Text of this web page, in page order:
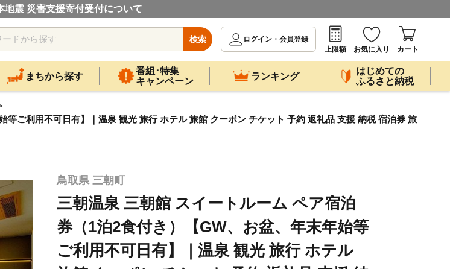
地震 災害支援寄付受付について
検索
ログイン・会員登録
上限額
お気に入り カート
まちから探す
番組･特集
キャンペーン
ランキング
はじめての
ふるさと納税
ご利用不可日有】｜温泉 観光 旅行 ホテル 旅館 クーポン チケット 予約 返礼品 支援 納税 宿泊券 旅
鳥取県 三朝町
三朝温泉 三朝館 スイートルーム ペア宿泊
券（1泊2食付き）【GW、お盆、年末年始等
ご利用不可日有】｜温泉 観光 旅行 ホテル